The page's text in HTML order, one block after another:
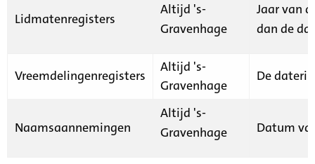
Lidmatenregisters
Altijd 's-
Gravenhage
Jaar van
dan de
Vreemdelingenregisters
Altijd 's-
Gravenhage
De
Naamsaannemingen
Altijd 's-
Gravenhage
Datum